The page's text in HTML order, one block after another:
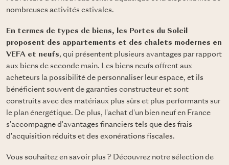
nombreuses activités estivales.
En termes de types de biens, les Portes du Soleil
proposent des appartements et des chalets modernes en
VEFA et neufs, qui présentent plusieurs avantages par rapport
aux biens de seconde main. Les biens neufs offrent aux
acheteurs la possibilité de personnaliser leur espace, et ils
bénéficient souvent de garanties constructeur et sont
construits avec des matériaux plus sûrs et plus performants sur
le plan énergétique. De plus, l'achat d'un bien neuf en France
s'accompagne d'avantages financiers tels que des frais
d'acquisition réduits et des exonérations fiscales.
Vous souhaitez en savoir plus ? Découvrez notre sélection de